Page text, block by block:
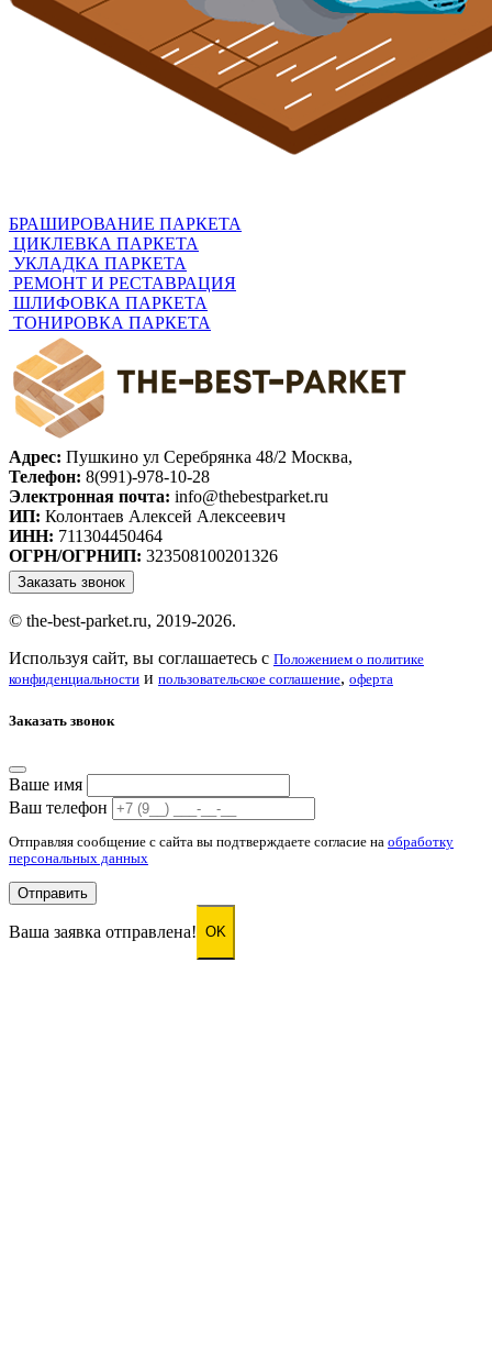
БРАШИРОВАНИЕ ПАРКЕТА
ЦИКЛЕВКА ПАРКЕТА
УКЛАДКА ПАРКЕТА
РЕМОНТ И РЕСТАВРАЦИЯ
ШЛИФОВКА ПАРКЕТА
ТОНИРОВКА ПАРКЕТА
Адрес: Пушкино ул Серебрянка 48/2 Москва,
Телефон: 8(991)-978-10-28
Электронная почта: info@thebestparket.ru
ИП: Колонтаев Алексей Алексеевич
ИНН: 711304450464
ОГРН/ОГРНИП: 323508100201326
Заказать звонок
© the-best-parket.ru, 2019-2026.
Используя сайт, вы соглашаетесь с Положением о политике
конфиденциальности и пользовательское соглашение, оферта
Заказать звонок
Ваше имя
Ваш телефон
Отправляя сообщение с сайта вы подтверждаете согласие на обработку
персональных данных
Отправить
Ваша заявка отправлена! OK